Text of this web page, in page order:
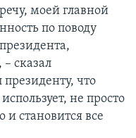
моей главной
по поводу
сказал
президенту, что
не просто
становится все